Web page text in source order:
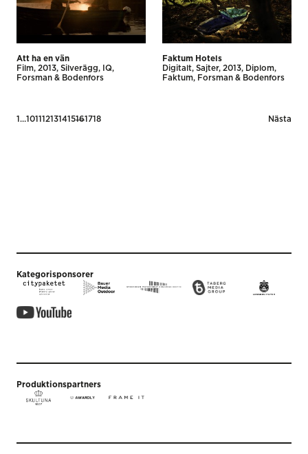
Att ha en vän
Film 2013 Silverägg
IQ
Forsman & Bodenfors
Faktum Hotels
Digitalt Sajter 2013
Diplom
Faktum
Forsman & Bodenfors
Posts
1 …1011 12131415161718 Nästa
Kategorisponsorer
Produktionspartners